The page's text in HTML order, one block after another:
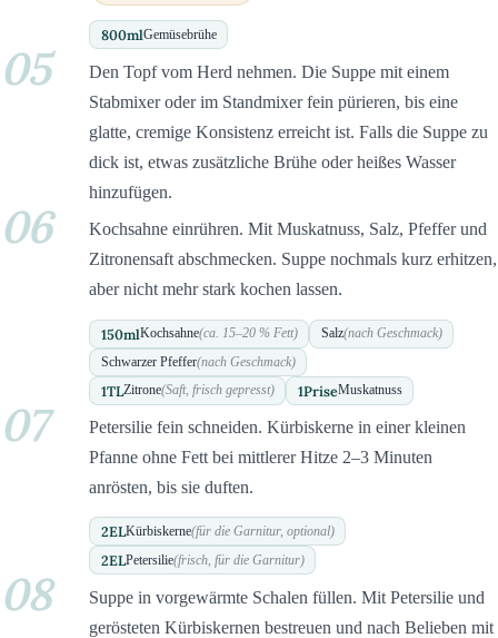
800mlGemüsebrühe
05
Den Topf vom Herd nehmen. Die Suppe mit einem
Stabmixer oder im Standmixer fein pürieren, bis eine
glatte, cremige Konsistenz erreicht ist. Falls die Suppe zu
dick ist, etwas zusätzliche Brühe oder heißes Wasser
hinzufügen.
06
Kochsahne einrühren. Mit Muskatnuss, Salz, Pfeffer und
Zitronensaft abschmecken. Suppe nochmals kurz erhitzen,
aber nicht mehr stark kochen lassen.
150mlKochsahne(ca. 15–20 % Fett) Salz(nach Geschmack)
Schwarzer Pfeffer(nach Geschmack)
1TLZitrone(Saft, frisch gepresst) 1PriseMuskatnuss
07
Petersilie fein schneiden. Kürbiskerne in einer kleinen
Pfanne ohne Fett bei mittlerer Hitze 2–3 Minuten
anrösten, bis sie duften.
2ELKürbiskerne(für die Garnitur, optional)
2ELPetersilie(frisch, für die Garnitur)
08
Suppe in vorgewärmte Schalen füllen. Mit Petersilie und
gerösteten Kürbiskernen bestreuen und nach Belieben mit